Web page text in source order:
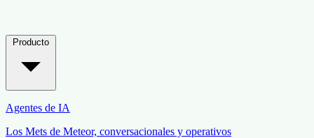
Agentes de IA
Los Mets de Meteor, conversacionales y operativos